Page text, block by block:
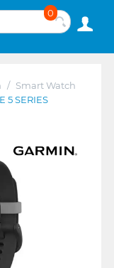
0
/ Smart Watch
5 SERIES